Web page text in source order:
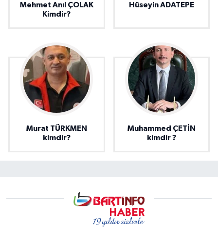
Mehmet Anıl ÇOLAK
Kimdir?
Hüseyin ADATEPE
Murat TÜRKMEN
kimdir?
Muhammed ÇETİN
kimdir ?